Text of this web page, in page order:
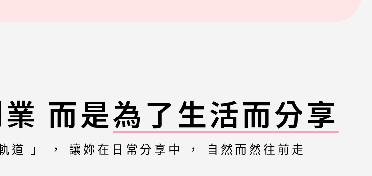
而是為了生活而分享
道 」 ， 讓妳在日常分享中 ， 自然而然往前走